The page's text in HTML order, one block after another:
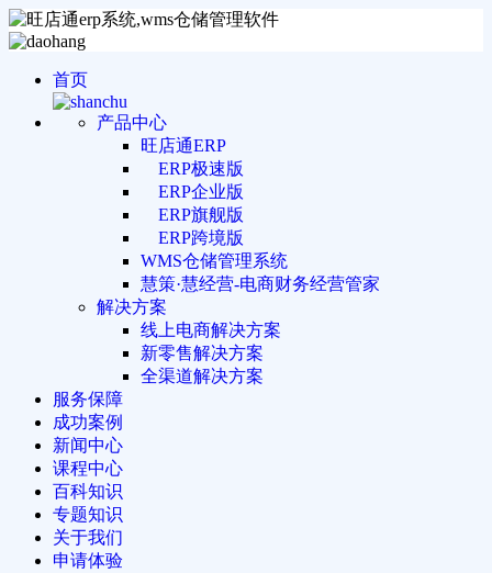
首页
产品中心
旺店通ERP
ERP极速版
ERP企业版
ERP旗舰版
ERP跨境版
WMS仓储管理系统
慧策·慧经营-电商财务经营管家
解决方案
线上电商解决方案
新零售解决方案
全渠道解决方案
服务保障
成功案例
新闻中心
课程中心
百科知识
专题知识
关于我们
申请体验